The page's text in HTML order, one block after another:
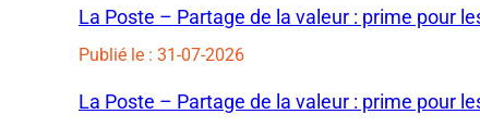
La Poste – Partage de la valeur : prime pour
Publié le : 31-07-2026
La Poste – Partage de la valeur : prime pour